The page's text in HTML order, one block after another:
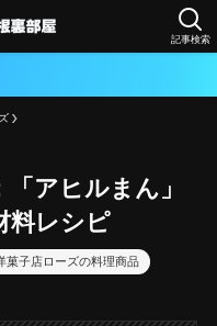
記事検索
アヒルまん」
料レシピ
菓子店ローズの料理商品